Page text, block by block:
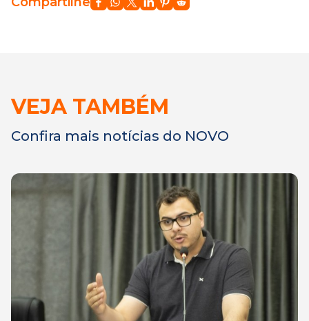
VEJA TAMBÉM
Confira mais notícias do NOVO